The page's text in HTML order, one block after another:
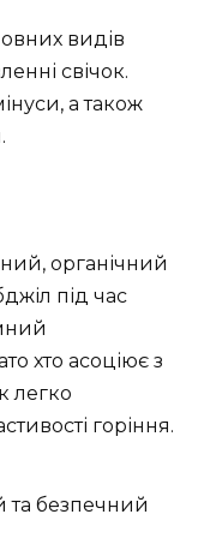
видів
свічок.
а також
органічний
під час
хто асоціює з
легко
горіння.
та безпечний